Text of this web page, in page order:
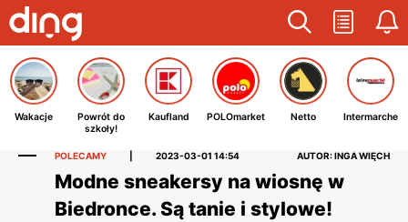
Wakacje
Powrót do
szkoły!
Kaufland POLOmarket Netto Intermarche
POLECAMY 2023-03-01 14:54 AUTOR: INGA WIĘCH
Modne sneakersy na wiosnę w
Biedronce. Są tanie i stylowe!